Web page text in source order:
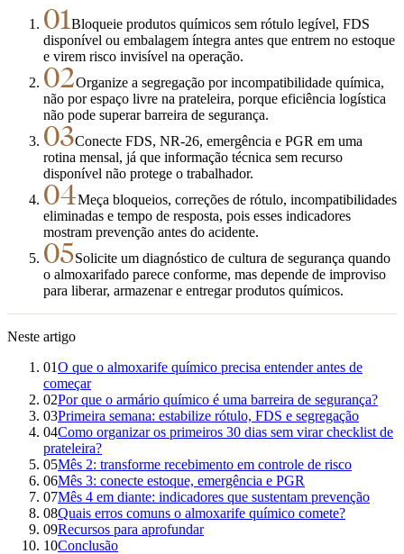
01Bloqueie produtos químicos sem rótulo legível, FDS
disponível ou embalagem íntegra antes que entrem no estoque
e virem risco invisível na operação.
02Organize a segregação por incompatibilidade química,
não por espaço livre na prateleira, porque eficiência logística
não pode superar barreira de segurança.
03Conecte FDS, NR-26, emergência e PGR em uma
rotina mensal, já que informação técnica sem recurso
disponível não protege o trabalhador.
04Meça bloqueios, correções de rótulo, incompatibilidades
eliminadas e tempo de resposta, pois esses indicadores
mostram prevenção antes do acidente.
05Solicite um diagnóstico de cultura de segurança quando
o almoxarifado parece conforme, mas depende de improviso
para liberar, armazenar e entregar produtos químicos.
Neste artigo
01O que o almoxarife químico precisa entender antes de
começar
02Por que o armário químico é uma barreira de segurança?
03Primeira semana: estabilize rótulo, FDS e segregação
04Como organizar os primeiros 30 dias sem virar checklist de
prateleira?
05Mês 2: transforme recebimento em controle de risco
06Mês 3: conecte estoque, emergência e PGR
07Mês 4 em diante: indicadores que sustentam prevenção
08Quais erros comuns o almoxarife químico comete?
09Recursos para aprofundar
10Conclusão